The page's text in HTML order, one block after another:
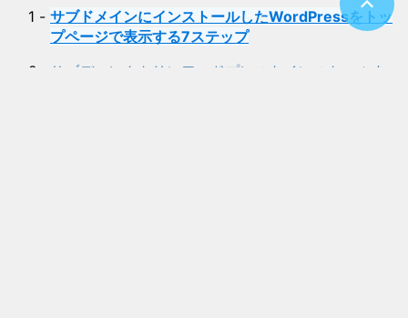
サブドメインにインストールしたWordPressをトッ
プページで表示する7ステップ
サブディレクトリにワードプレスをインストールす